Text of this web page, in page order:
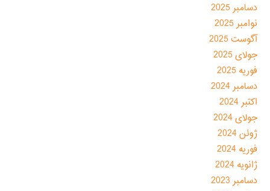
دسامبر 2025
نوامبر 2025
آگوست 2025
جولای 2025
فوریه 2025
دسامبر 2024
اکتبر 2024
جولای 2024
ژوئن 2024
فوریه 2024
ژانویه 2024
دسامبر 2023